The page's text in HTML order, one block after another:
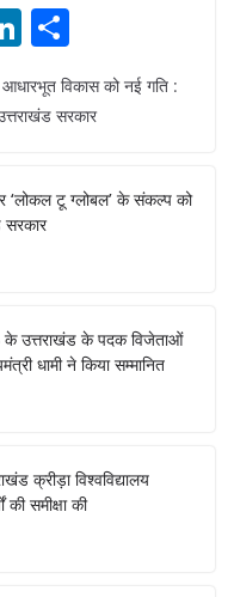
Li
k
dI
n
h
ar
विकास को नई गति :
सरकार
‘लोकल टू ग्लोबल’ के संकल्प को
सरकार
उत्तराखंड के पदक विजेताओं
धामी ने किया सम्मानित
क्रीड़ा विश्वविद्यालय
की समीक्षा की